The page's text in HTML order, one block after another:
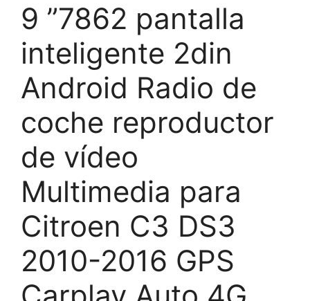
9 ”7862 pantalla
inteligente 2din
Android Radio de
coche reproductor
de vídeo
Multimedia para
Citroen C3 DS3
2010-2016 GPS